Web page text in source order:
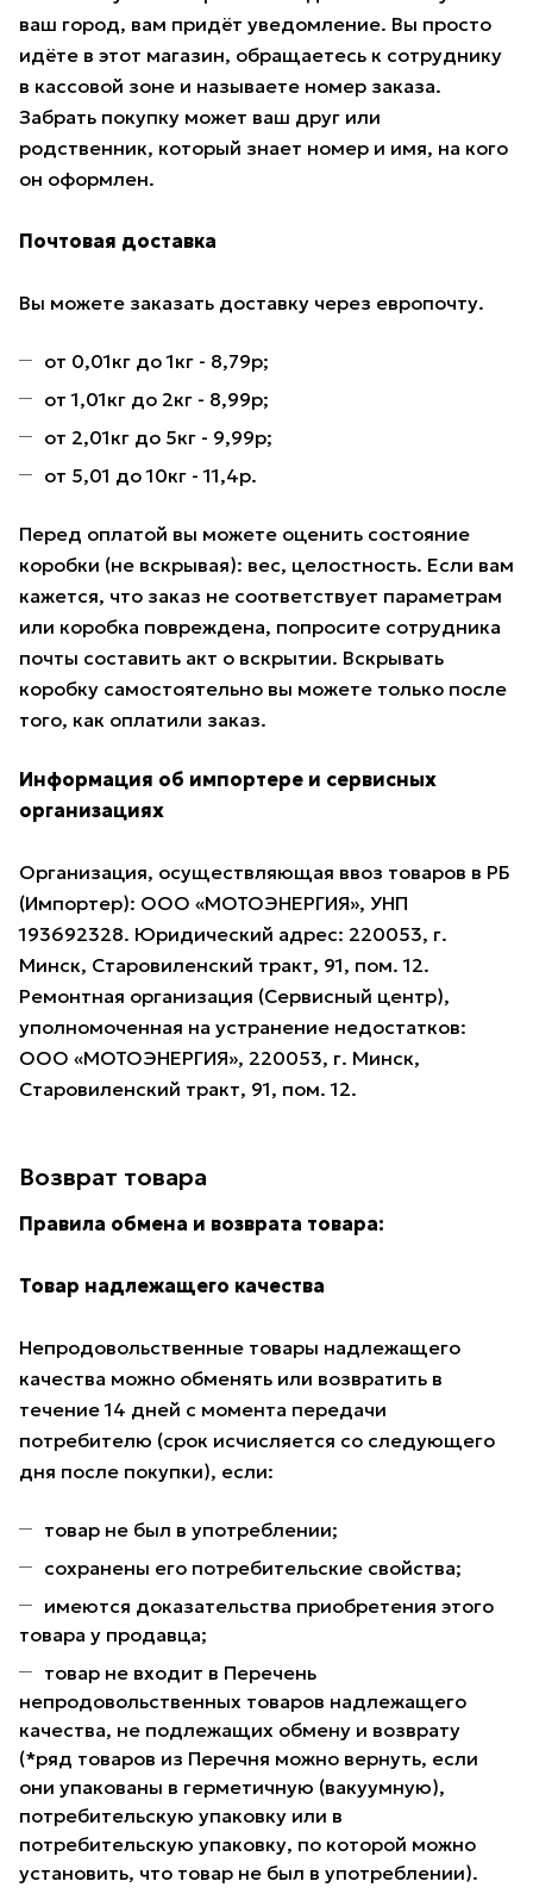
ваш город, вам придёт уведомление. Вы просто
идёте в этот магазин, обращаетесь к сотруднику
в кассовой зоне и называете номер заказа.
Забрать покупку может ваш друг или
родственник, который знает номер и имя, на кого
он оформлен.
Почтовая доставка
Вы можете заказать доставку через европочту.
от 0,01кг до 1кг - 8,79р;
от 1,01кг до 2кг - 8,99р;
от 2,01кг до 5кг - 9,99р;
от 5,01 до 10кг - 11,4р.
Перед оплатой вы можете оценить состояние
коробки (не вскрывая): вес, целостность. Если вам
кажется, что заказ не соответствует параметрам
или коробка повреждена, попросите сотрудника
почты составить акт о вскрытии. Вскрывать
коробку самостоятельно вы можете только после
того, как оплатили заказ.
Информация об импортере и сервисных
организациях
Организация, осуществляющая ввоз товаров в РБ
(Импортер): ООО «МОТОЭНЕРГИЯ», УНП
193692328. Юридический адрес: 220053, г.
Минск, Старовиленский тракт, 91, пом. 12.
Ремонтная организация (Сервисный центр),
уполномоченная на устранение недостатков:
ООО «МОТОЭНЕРГИЯ», 220053, г. Минск,
Старовиленский тракт, 91, пом. 12.
Возврат товара
Правила обмена и возврата товара:
Товар надлежащего качества
Непродовольственные товары надлежащего
качества можно обменять или возвратить в
течение 14 дней с момента передачи
потребителю (срок исчисляется со следующего
дня после покупки), если:
товар не был в употреблении;
сохранены его потребительские свойства;
имеются доказательства приобретения этого
товара у продавца;
товар не входит в Перечень
непродовольственных товаров надлежащего
качества, не подлежащих обмену и возврату
(*ряд товаров из Перечня можно вернуть, если
они упакованы в герметичную (вакуумную),
потребительскую упаковку или в
потребительскую упаковку, по которой можно
установить, что товар не был в употреблении).